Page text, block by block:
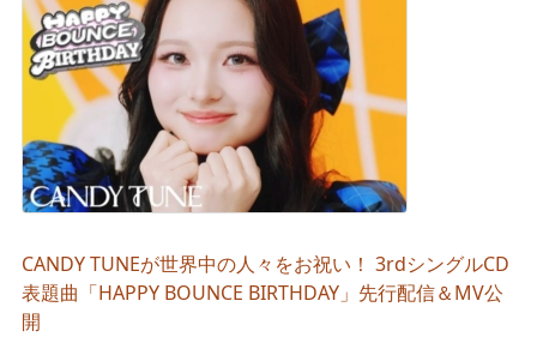
CANDY TUNEが世界中の人々をお祝い！ 3rdシングルCD
表題曲「HAPPY BOUNCE BIRTHDAY」先行配信＆MV公
開